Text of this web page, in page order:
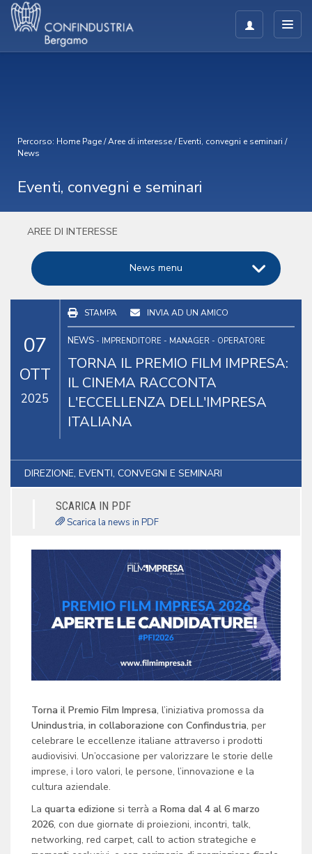
Percorso: Home Page/Aree di interesse/Eventi, convegni e seminari /
News
Eventi, convegni e seminari
AREE DI INTERESSE
News menu
07
OTT
2025
STAMPA INVIA AD UN AMICO
NEWS - IMPRENDITORE - MANAGER - OPERATORE
TORNA IL PREMIO FILM IMPRESA:
IL CINEMA RACCONTA
L'ECCELLENZA DELL'IMPRESA
ITALIANA
DIREZIONE, EVENTI, CONVEGNI E SEMINARI
SCARICA IN PDF
Scarica la news in PDF
Torna il Premio Film Impresa, l’iniziativa promossa da
Unindustria, in collaborazione con Confindustria, per
celebrare le eccellenze italiane attraverso i prodotti
audiovisivi. Un’occasione per valorizzare le storie delle
imprese, i loro valori, le persone, l’innovazione e la
cultura aziendale.
La quarta edizione si terrà a Roma dal 4 al 6 marzo
2026, con due giornate di proiezioni, incontri, talk,
networking, red carpet, call to action strategiche e